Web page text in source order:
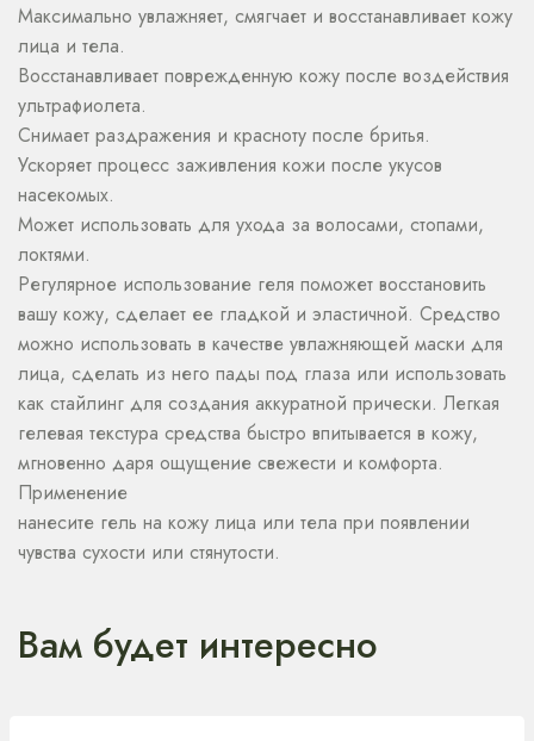
Максимально увлажняет, смягчает и восстанавливает кожу
лица и тела.
Восстанавливает поврежденную кожу после воздействия
ультрафиолета.
Снимает раздражения и красноту после бритья.
Ускоряет процесс заживления кожи после укусов
насекомых.
Может использовать для ухода за волосами, стопами,
локтями.
Регулярное использование геля поможет восстановить
вашу кожу, сделает ее гладкой и эластичной. Средство
можно использовать в качестве увлажняющей маски для
лица, сделать из него пады под глаза или использовать
как стайлинг для создания аккуратной прически. Легкая
гелевая текстура средства быстро впитывается в кожу,
мгновенно даря ощущение свежести и комфорта.
Применение
нанесите гель на кожу лица или тела при появлении
чувства сухости или стянутости.
Вам будет интересно